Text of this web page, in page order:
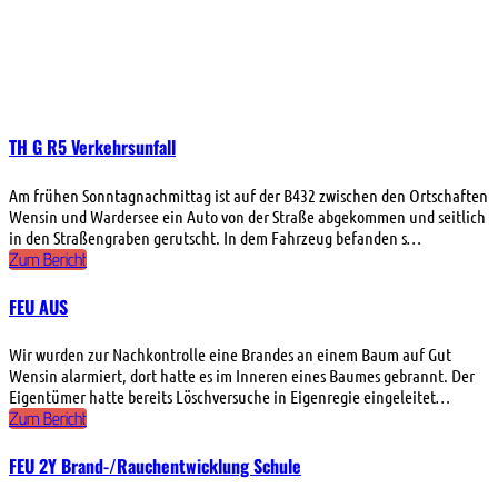
TH G R5 Verkehrsunfall
Am frühen Sonntagnachmittag ist auf der B432 zwischen den Ortschaften
Wensin und Wardersee ein Auto von der Straße abgekommen und seitlich
in den Straßengraben gerutscht. In dem Fahrzeug befanden s…
Zum Bericht
FEU AUS
Wir wurden zur Nachkontrolle eine Brandes an einem Baum auf Gut
Wensin alarmiert, dort hatte es im Inneren eines Baumes gebrannt. Der
Eigentümer hatte bereits Löschversuche in Eigenregie eingeleitet…
Zum Bericht
FEU 2Y Brand-/Rauchentwicklung Schule